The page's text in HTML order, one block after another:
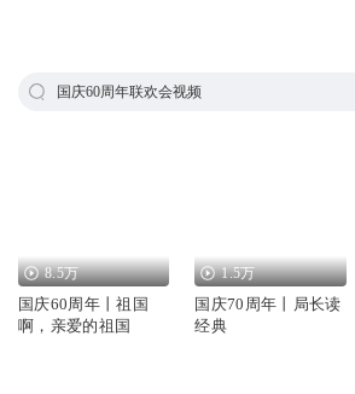
国庆60周年联欢会视频
8.5万
国庆60周年丨祖国
啊，亲爱的祖国
1.5万
国庆70周年丨局长读
经典